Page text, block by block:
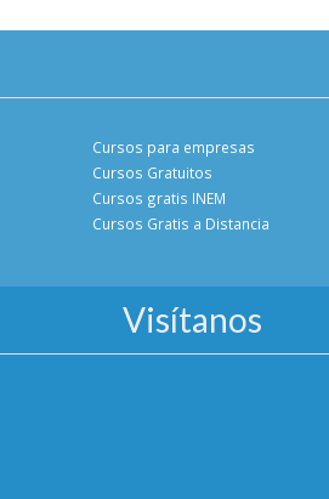
Cursos para empresas
Cursos Gratuitos
Cursos gratis INEM
Cursos Gratis a Distancia
Visítanos